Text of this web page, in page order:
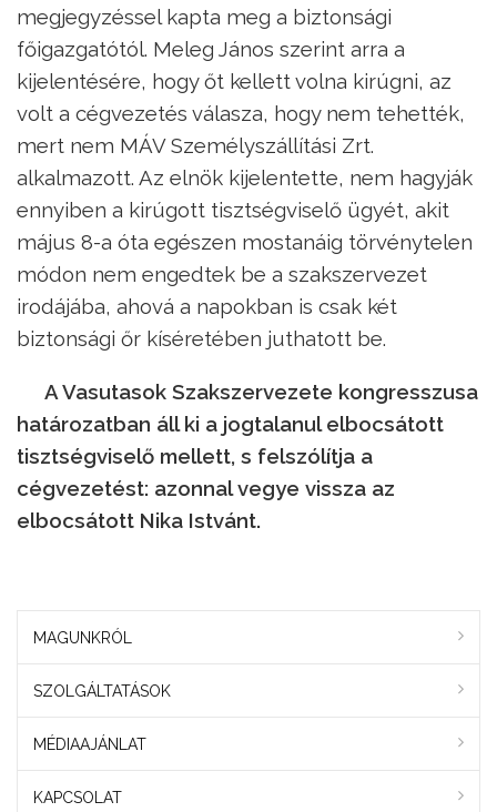
megjegyzéssel kapta meg a biztonsági
főigazgatótól. Meleg János szerint arra a
kijelentésére, hogy őt kellett volna kirúgni, az
volt a cégvezetés válasza, hogy nem tehették,
mert nem MÁV Személyszállítási Zrt.
alkalmazott. Az elnök kijelentette, nem hagyják
ennyiben a kirúgott tisztségviselő ügyét, akit
május 8-a óta egészen mostanáig törvénytelen
módon nem engedtek be a szakszervezet
irodájába, ahová a napokban is csak két
biztonsági őr kíséretében juthatott be.
A Vasutasok Szakszervezete kongresszusa
határozatban áll ki a jogtalanul elbocsátott
tisztségviselő mellett, s felszólítja a
cégvezetést: azonnal vegye vissza az
elbocsátott Nika Istvánt.
MAGUNKRÓL
SZOLGÁLTATÁSOK
MÉDIAAJÁNLAT
KAPCSOLAT